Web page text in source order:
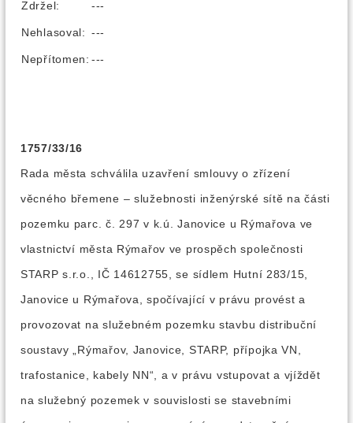
Zdržel: ---
Nehlasoval: ---
Nepřítomen: ---
1757/33/16
Rada města schválila uzavření smlouvy o zřízení
věcného břemene – služebnosti inženýrské sítě na části
pozemku parc. č. 297 v k.ú. Janovice u Rýmařova ve
vlastnictví města Rýmařov ve prospěch společnosti
STARP s.r.o., IČ 14612755, se sídlem Hutní 283/15,
Janovice u Rýmařova, spočívající v právu provést a
provozovat na služebném pozemku stavbu distribuční
soustavy „Rýmařov, Janovice, STARP, přípojka VN,
trafostanice, kabely NN“, a v právu vstupovat a vjíždět
na služebný pozemek v souvislosti se stavebními